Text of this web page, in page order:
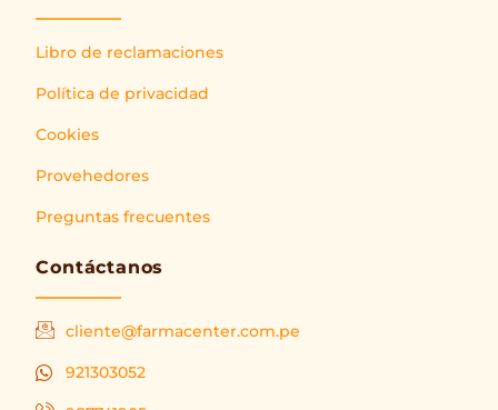
Libro de reclamaciones
Política de privacidad
Cookies
Provehedores
Preguntas frecuentes
Contáctanos
cliente@farmacenter.com.pe
921303052